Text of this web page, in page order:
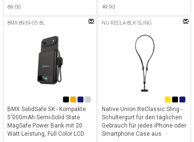
69.00 49.90
BMX-B939-05-BL
BMX SolidSafe 5K - Kompakte
5'000mAh Semi-Solid State
MagSafe Power Bank mit 20
Watt Leistung, Full Color LCD
NU-RECLA-BLK-SLING
Native Union ReClassic Sling -
Schultergurt für den täglichen
Gebrauch für jedes iPhone oder
Smartphone Case aus